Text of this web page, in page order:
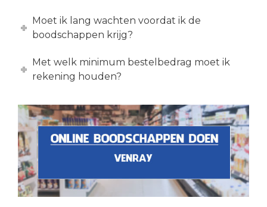
Moet ik lang wachten voordat ik de
boodschappen krijg?
Met welk minimum bestelbedrag moet ik
rekening houden?